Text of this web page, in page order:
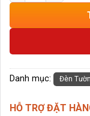
Danh mục: Đèn
HỖ TRỢ ĐẶT